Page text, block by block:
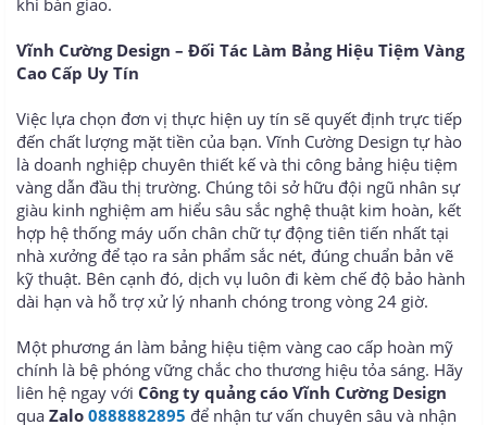
khi bàn giao.
Vĩnh Cường Design – Đối Tác Làm Bảng Hiệu Tiệm Vàng
Cao Cấp Uy Tín
Việc lựa chọn đơn vị thực hiện uy tín sẽ quyết định trực tiếp
đến chất lượng mặt tiền của bạn. Vĩnh Cường Design tự hào
là doanh nghiệp chuyên thiết kế và thi công bảng hiệu tiệm
vàng dẫn đầu thị trường. Chúng tôi sở hữu đội ngũ nhân sự
giàu kinh nghiệm am hiểu sâu sắc nghệ thuật kim hoàn, kết
hợp hệ thống máy uốn chân chữ tự động tiên tiến nhất tại
nhà xưởng để tạo ra sản phẩm sắc nét, đúng chuẩn bản vẽ
kỹ thuật. Bên cạnh đó, dịch vụ luôn đi kèm chế độ bảo hành
dài hạn và hỗ trợ xử lý nhanh chóng trong vòng 24 giờ.
Một phương án làm bảng hiệu tiệm vàng cao cấp hoàn mỹ
chính là bệ phóng vững chắc cho thương hiệu tỏa sáng. Hãy
liên hệ ngay với Công ty quảng cáo Vĩnh Cường Design
qua Zalo 0888882895 để nhận tư vấn chuyên sâu và nhận